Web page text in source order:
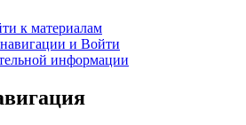
к материалам
и Войти
информации